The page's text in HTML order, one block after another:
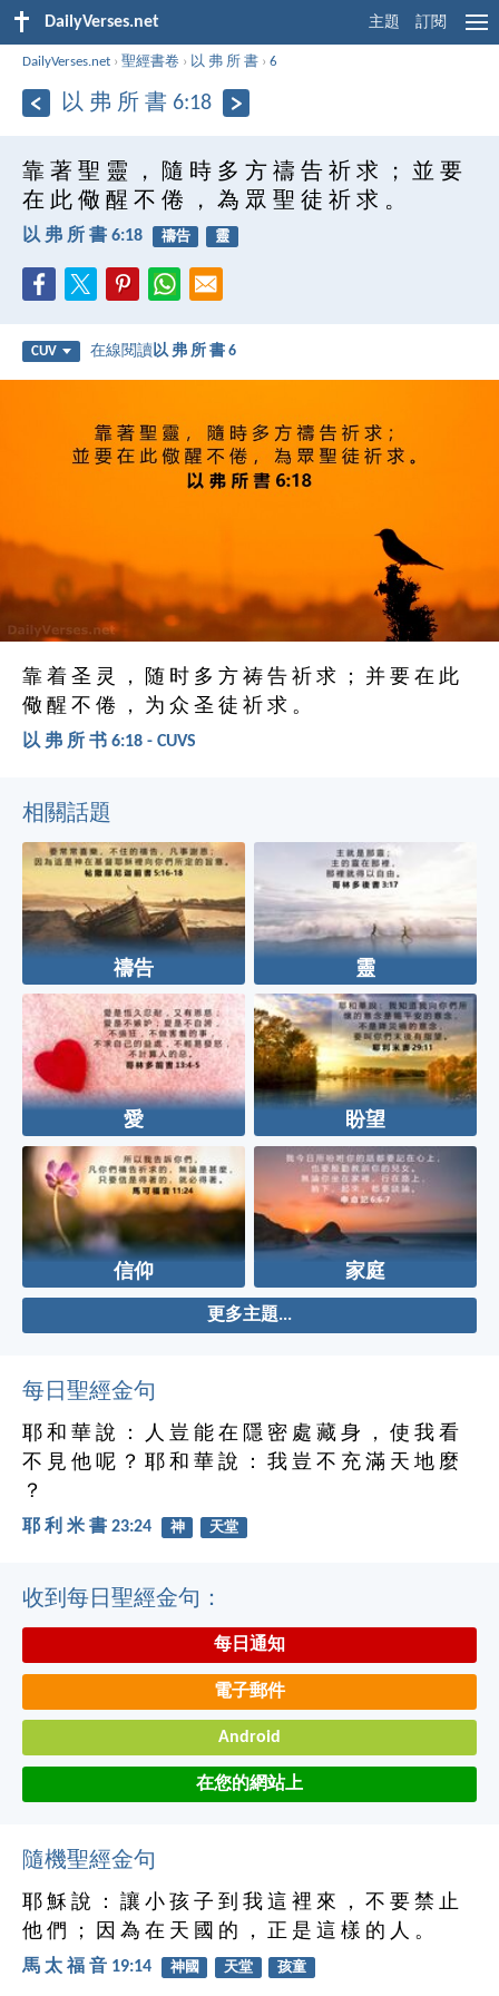
DailyVerses.net 主題 訂閱
DailyVerses.net ›聖經書卷 › 以 弗 所 書 ›6
以 弗 所 書 6:18
靠 著 聖 靈 ， 隨 時 多 方 禱 告 祈 求 ； 並 要
在 此 儆 醒 不 倦 ， 為 眾 聖 徒 祈 求 。
以 弗 所 書 6:18 禱告 靈
CUV 在線閱讀以 弗 所 書 6
靠 着 圣 灵 ， 随 时 多 方 祷 告 祈 求 ； 并 要 在 此
儆 醒 不 倦 ， 为 众 圣 徒 祈 求 。
以 弗 所 书 6:18 - CUVS
相關話題
禱告 靈
愛 盼望
信仰 家庭
更多主題...
每日聖經金句
耶 和 華 說 ： 人 豈 能 在 隱 密 處 藏 身 ， 使 我 看
不 見 他 呢 ？ 耶 和 華 說 ： 我 豈 不 充 滿 天 地 麼
？
耶 利 米 書 23:24 神 天堂
收到每日聖經金句：
每日通知
電子郵件
Android
在您的網站上
隨機聖經金句
耶 穌 說 ： 讓 小 孩 子 到 我 這 裡 來 ， 不 要 禁 止
他 們 ； 因 為 在 天 國 的 ， 正 是 這 樣 的 人 。
馬 太 福 音 19:14 神國 天堂 孩童